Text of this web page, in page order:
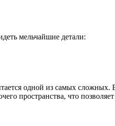
мельчайшие детали:
одной из самых сложных.
пространства, что